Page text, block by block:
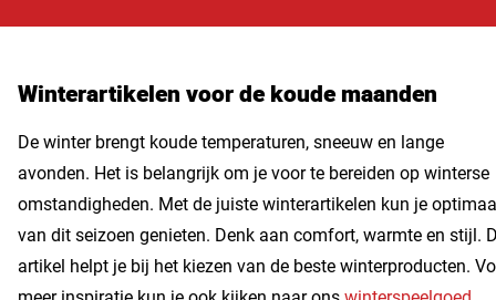
Winterartikelen voor de koude maanden
De winter brengt koude temperaturen, sneeuw en lange
avonden. Het is belangrijk om je voor te bereiden op winterse
omstandigheden. Met de juiste winterartikelen kun je
van dit seizoen genieten. Denk aan comfort, warmte en stijl.
artikel helpt je bij het kiezen van de beste winterproducten.